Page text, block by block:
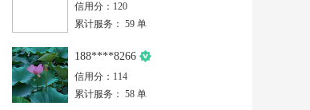
信用分：120
累计服务： 59 单
188****8266
信用分：114
累计服务： 58 单